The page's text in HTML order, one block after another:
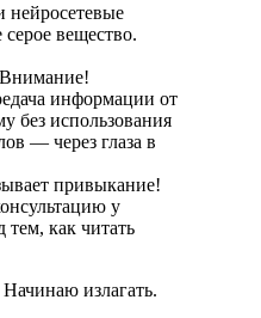
вещество.
информации от
без использования
— через глаза в
привыкание!
у
тем, как читать
излагать.